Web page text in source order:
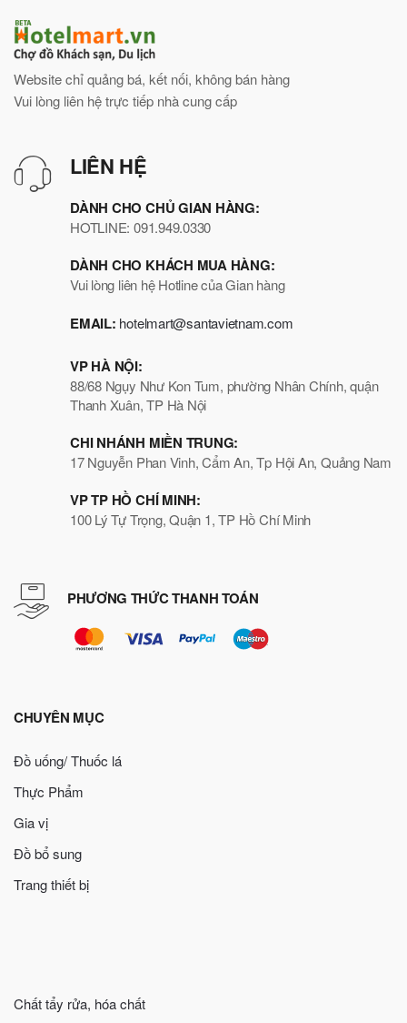
Website chỉ quảng bá, kết nối, không bán hàng
Vui lòng liên hệ trực tiếp nhà cung cấp
LIÊN HỆ
DÀNH CHO CHỦ GIAN HÀNG:
HOTLINE: 091.949.0330
DÀNH CHO KHÁCH MUA HÀNG:
Vui lòng liên hệ Hotline của Gian hàng
EMAIL: hotelmart@santavietnam.com
VP HÀ NỘI:
88/68 Ngụy Như Kon Tum, phường Nhân Chính, quận
Thanh Xuân, TP Hà Nội
CHI NHÁNH MIỀN TRUNG:
17 Nguyễn Phan Vinh, Cẩm An, Tp Hội An, Quảng Nam
VP TP HỒ CHÍ MINH:
100 Lý Tự Trọng, Quận 1, TP Hồ Chí Minh
PHƯƠNG THỨC THANH TOÁN
CHUYÊN MỤC
Đồ uống/ Thuốc lá
Thực Phẩm
Gia vị
Đồ bổ sung
Trang thiết bị
Chất tẩy rửa, hóa chất